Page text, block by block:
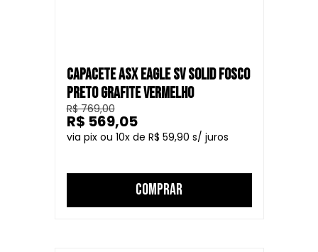
CAPACETE ASX EAGLE SV SOLID FOSCO
PRETO GRAFITE VERMELHO
R$ 769,00
10
R$ 59,90
R$ 569,05
COMPRAR